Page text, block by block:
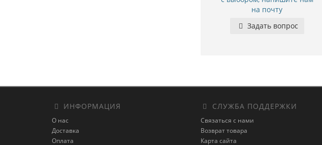
на почту
Задать вопрос
ИНФОРМАЦИЯ
О нас
Доставка
Оплата
СЛУЖБА ПОДДЕРЖКИ
Связаться с нами
Возврат товара
Карта сайта